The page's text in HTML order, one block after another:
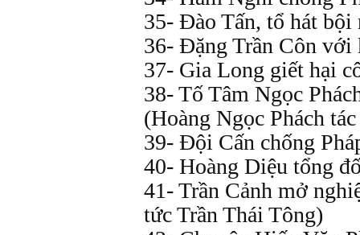
35- Đào Tấn, tổ hát bội
36- Đặng Trần Côn
37- Gia Long giết hại
38- Tố Tâm Ngọc
(Hoàng Ngọc Phách
39- Đội Cấn chống
40- Hoàng Diệu tổng
41- Trần Cảnh mở
tức Trần Thái Tông)